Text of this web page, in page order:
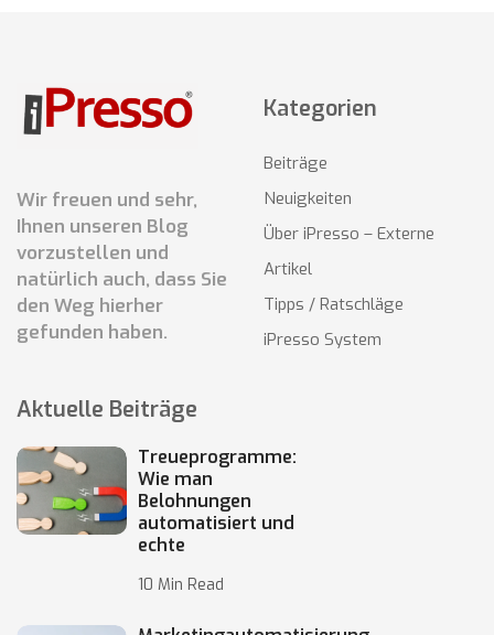
Wir freuen und sehr,
Ihnen unseren Blog
vorzustellen und
natürlich auch, dass Sie
den Weg hierher
gefunden haben.
Kategorien
Beiträge
Neuigkeiten
Über iPresso – Externe
Artikel
Tipps / Ratschläge
iPresso System
Aktuelle Beiträge
Treueprogramme:
Wie man
Belohnungen
automatisiert und
echte
10 Min Read